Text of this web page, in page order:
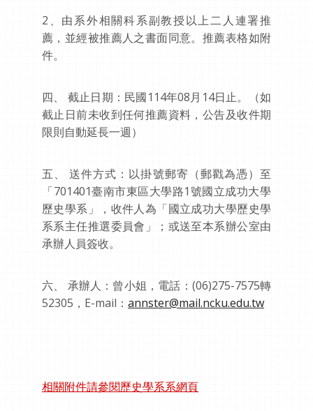
2、由系外相關科系副教授以上二人連署推
薦，並經被推薦人之書面同意。推薦表格如附
件。
四、 截止日期：民國114年08月14日止。（如
截止日前未收到任何推薦資料，公告及收件期
限則自動延長一週）
五、 送件方式：以掛號郵寄（郵戳為憑）至
「701401臺南市東區大學路1號國立成功大學
歷史學系」，收件人為「國立成功大學歷史學
系系主任推選委員會」；或送至本系辦公室由
承辦人員簽收。
六、 承辦人：曾小姐，電話：(06)275-7575轉
52305，E-mail： annster@mail.ncku.edu.tw
相關附件請參閱歷史學系系網頁